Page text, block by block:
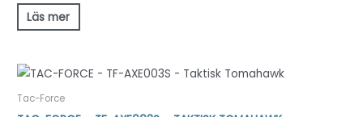
Läs mer
Tac-Force